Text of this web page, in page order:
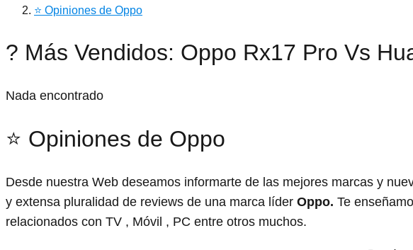
⭐ Opiniones de Oppo
? Más Vendidos: Oppo Rx17 Pro Vs
Nada encontrado
⭐ Opiniones de Oppo
Desde nuestra Web deseamos informarte de las mejores marcas y
y extensa pluralidad de reviews de una marca líder Oppo. Te
relacionados con TV , Móvil , PC entre otros muchos.